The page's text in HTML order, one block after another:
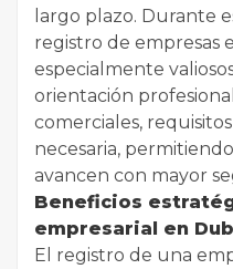
largo plazo. Durante
registro de empresas
especialmente
orientación
comerciales,
necesaria,
avancen con mayor
Beneficios
empresarial en
El registro de una